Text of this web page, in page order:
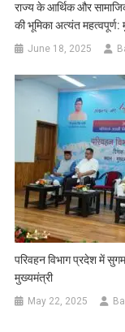
राज्य के आर्थिक और
की भूमिका अत्यंत महत्वपूर्ण:
June 18, 2025
परिवहन विभाग प्रदेश में
मुख्यमंत्री
May 22, 2025